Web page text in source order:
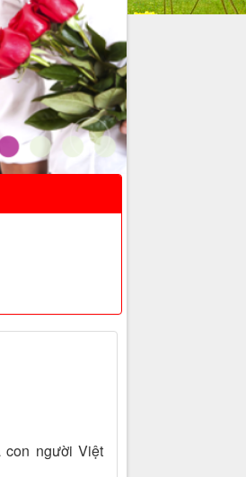
con người Việt